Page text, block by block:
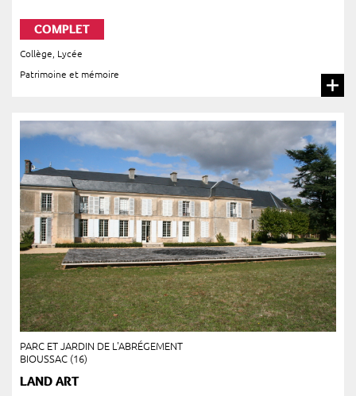
COMPLET
Collège
Lycée
Patrimoine et mémoire
PARC ET JARDIN DE L'ABRÉGEMENT
BIOUSSAC (16)
LAND ART